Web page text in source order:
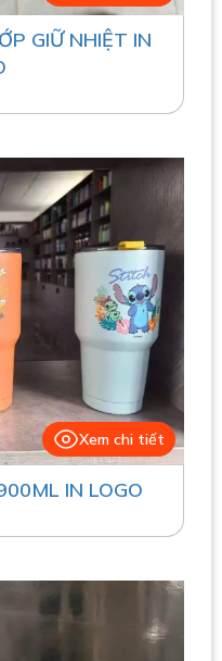
GIỮ NHIỆT IN
Xem chi tiết
IN LOGO